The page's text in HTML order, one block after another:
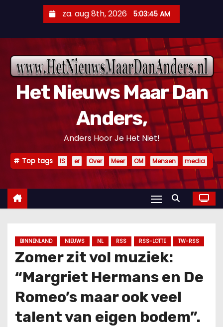
n
za. aug 8th, 2026 5:03:46 AM
Het Nieuws Maar Dan
Anders,
Anders Hoor Je Het Niet!
Top tags IS er Over Meer OM Mensen media
BINNENLAND NIEUWS NL RSS RSS-LOTTE TW-RSS
Zomer zit vol muziek:
“Margriet Hermans en De
Romeo’s maar ook veel
talent van eigen bodem”.